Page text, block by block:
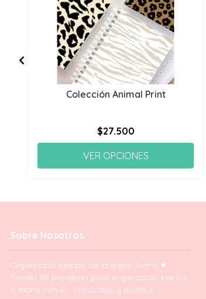
Colección Animal Print
$27.500
VER OPCIONES
Sobre Nosotros
Organiza tu tiempo de la mejor forma ♥.
Tienda de papelería para organizarte. Hecho
a mano con ♡ . Productos y diseños